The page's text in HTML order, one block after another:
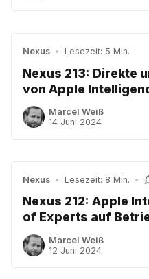
Nexus • Lesezeit: 5 Min.
Nexus 213: Direkte
von Apple
Marcel Weiß
14 Juni 2024
Nexus • Lesezeit: 8 Min. •
Nexus 212: Apple
of Experts auf
Marcel Weiß
12 Juni 2024